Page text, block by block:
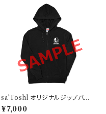
sa'Toshl オリジナルジップパー
カー TYPE-D
¥7,000